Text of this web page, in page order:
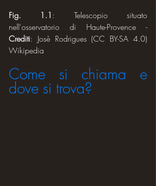
Fig. 1.1 : Telescopio situato
Crediti: Josè Rodrigues (CC BY-SA 4.0)
Wikipedia
Come si chiama e
dove si trova?